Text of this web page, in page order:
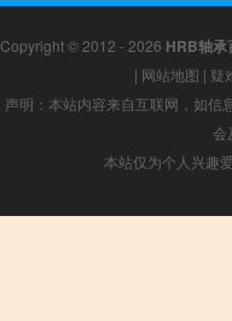
Copyright © 2012 - 2026 HRB轴承
| 网站地图 | 疑
声明：本站内容来自互联网，如信
会
本站仅为个人兴趣